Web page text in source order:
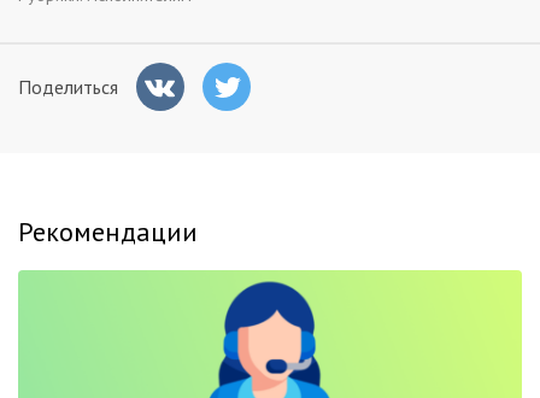
Поделиться
Рекомендации